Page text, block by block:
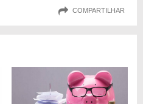
COMPARTILHAR